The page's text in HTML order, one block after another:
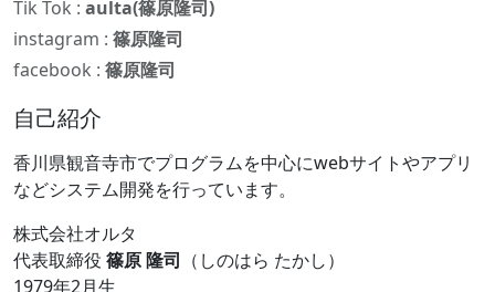
Tik Tok : aulta(篠原隆司)
instagram : 篠原隆司
facebook : 篠原隆司
自己紹介
香川県観音寺市でプログラムを中心にwebサイトやアプリ
などシステム開発を行っています。
株式会社オルタ
代表取締役 篠原 隆司 （しのはら たかし）
1979年2月生